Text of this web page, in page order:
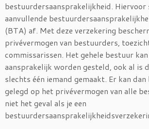
bestuurdersaansprakelijkheid. Hiervoor
aanvullende
(BTA) af. Met deze verzekering
privévermogen van bestuurders,
commissarissen. Het gehele bestuur
aansprakelijk worden gesteld, ook al is
slechts één iemand gemaakt. Er kan
gelegd op het privévermogen van alle
niet het geval als je een